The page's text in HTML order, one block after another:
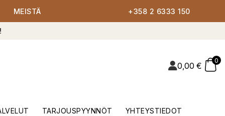
MEISTÄ +358 2 6333 150
0,00 €
0
TARJOUSPYYNNÖT YHTEYSTIEDOT